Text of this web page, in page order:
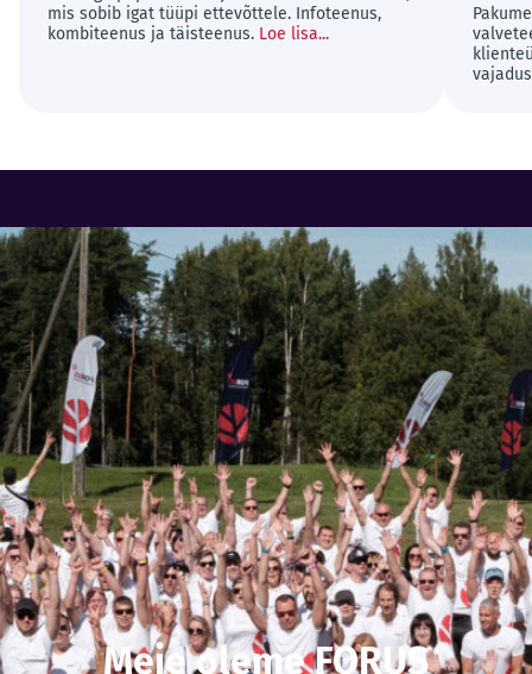
mis sobib igat tüüpi ettevõttele. Infoteenus,
kombiteenus ja täisteenus. Loe lisa...
Meie oleme FORUS